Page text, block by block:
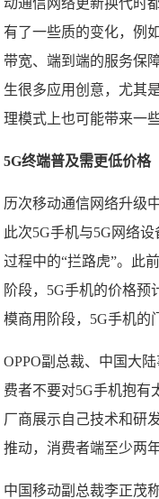
动通信网络更新换代时
有了一些质的变化，例
带宽、端到端的服务保
生很多应用创意，尤其
理模式上也可能带来一
5G终端普及需更低价格
历次移动通信网络升级
此次5G手机与5G网络
过程中的“拦路虎”。此
阶段，5G手机的价格预
模商用阶段，5G手机的
OPPO副总裁、中国大
费者不要对5G手机抱有
厂商展示自己技术和研
推动，消费者端至少两
中国移动副总裁李正茂